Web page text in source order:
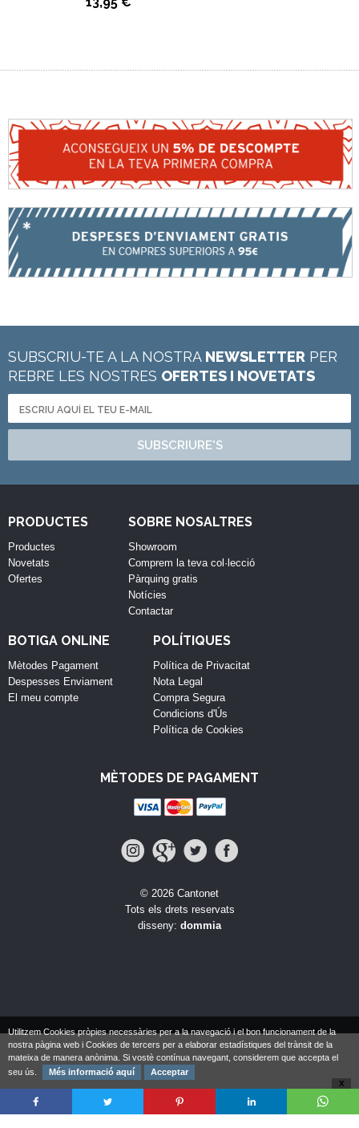
SUBSCRIU-TE A LA NOSTRA NEWSLETTER PER
REBRE LES NOSTRES OFERTES I NOVETATS
SUBSCRIURE'S
PRODUCTES
Productes
Novetats
Ofertes
SOBRE NOSALTRES
Showroom
Comprem la teva col·lecció
Pàrquing gratis
Notícies
Contactar
BOTIGA ONLINE
Mètodes Pagament
Despesses Enviament
El meu compte
POLÍTIQUES
Política de Privacitat
Nota Legal
Compra Segura
Condicions d'Ús
Política de Cookies
MÈTODES DE PAGAMENT
© 2026 Cantonet
Tots els drets reservats
disseny: dommia
Utilitzem Cookies pròpies necessàries per a la navegació i el bon funcionament de la
nostra pàgina web i Cookies de tercers per a elaborar estadístiques del trànsit de la
mateixa de manera anònima. Si vostè contínua navegant, considerem que accepta el
seu ús.
Més informació aquí Acceptar
X